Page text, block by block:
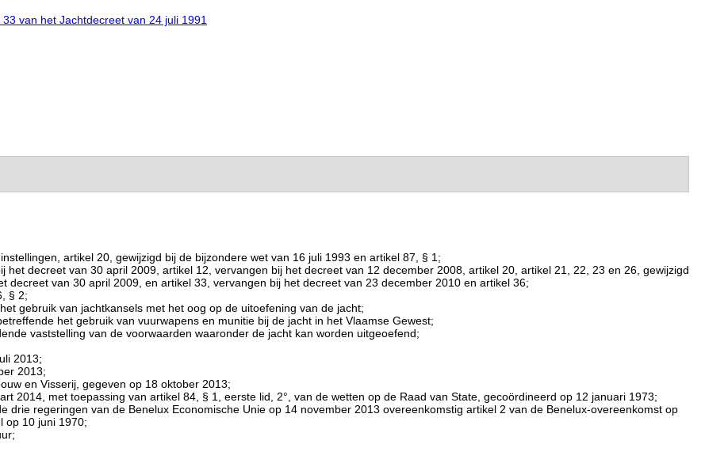
van het Jachtdecreet van 24 juli 1991
artikel 20, gewijzigd bij de bijzondere wet van 16 juli 1993 en artikel 87, § 1;
decreet van 30 april 2009, artikel 12, vervangen bij het decreet van 12 december 2008, artikel 20, artikel 21, 22, 23 en 26, gewijzigd
decreet van 30 april 2009, en artikel 33, vervangen bij het decreet van 23 december 2010 en artikel 36;
§ 2;
gebruik van jachtkansels met het oog op de uitoefening van de jacht;
het gebruik van vuurwapens en munitie bij de jacht in het Vlaamse Gewest;
vaststelling van de voorwaarden waaronder de jacht kan worden uitgeoefend;
2013;
2013;
en Visserij, gegeven op 18 oktober 2013;
2014, met toepassing van artikel 84, § 1, eerste lid, 2°, van de wetten op de Raad van State, gecoördineerd op 12 januari 1973;
regeringen van de Benelux Economische Unie op 14 november 2013 overeenkomstig artikel 2 van de Benelux-overeenkomst op
op 10 juni 1970;